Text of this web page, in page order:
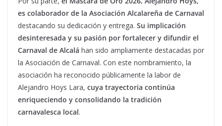
es colaborador de la Asociación Alcalareña de Carnaval
destacando su dedicación y entrega. Su implicación
desinteresada y su pasión por fortalecer y difundir el
Carnaval de Alcalá han sido ampliamente destacadas por
la Asociación de Carnaval. Con este nombramiento, la
asociación ha reconocido públicamente la labor de
Alejandro Hoys Lara, cuya trayectoria continúa
enriqueciendo y consolidando la tradición
carnavalesca local.